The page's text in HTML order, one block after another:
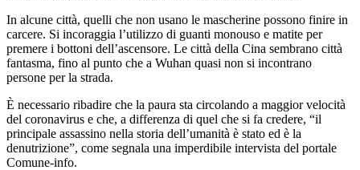
In alcune città, quelli che non usano le mascherine possono finire in
carcere. Si incoraggia l’utilizzo di guanti monouso e matite per
premere i bottoni dell’ascensore. Le città della Cina sembrano città
fantasma, fino al punto che a Wuhan quasi non si incontrano
persone per la strada.
È necessario ribadire che la paura sta circolando a maggior velocità
del coronavirus e che, a differenza di quel che si fa credere, “il
principale assassino nella storia dell’umanità è stato ed è la
denutrizione”, come segnala una imperdibile intervista del portale
Comune-info.